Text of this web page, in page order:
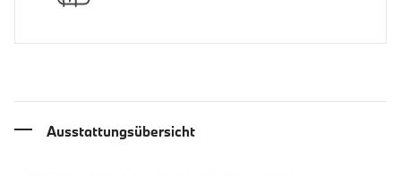
Ausstattungsübersicht